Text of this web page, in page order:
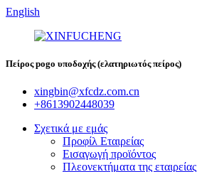
English
Πείρος pogo υποδοχής (ελατηριωτός πείρος)
xingbin@xfcdz.com.cn
+8613902448039
Σχετικά με εμάς
Προφίλ Εταιρείας
Εισαγωγή προϊόντος
Πλεονεκτήματα της εταιρείας